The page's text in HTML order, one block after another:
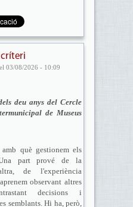
críteri
el 03/08/2026 - 10:09
deu anys del Cercle
de Museus
què gestionem els
part prové de la
de l'experiència
observant altres
decisions i
semblants. Hi ha, però,